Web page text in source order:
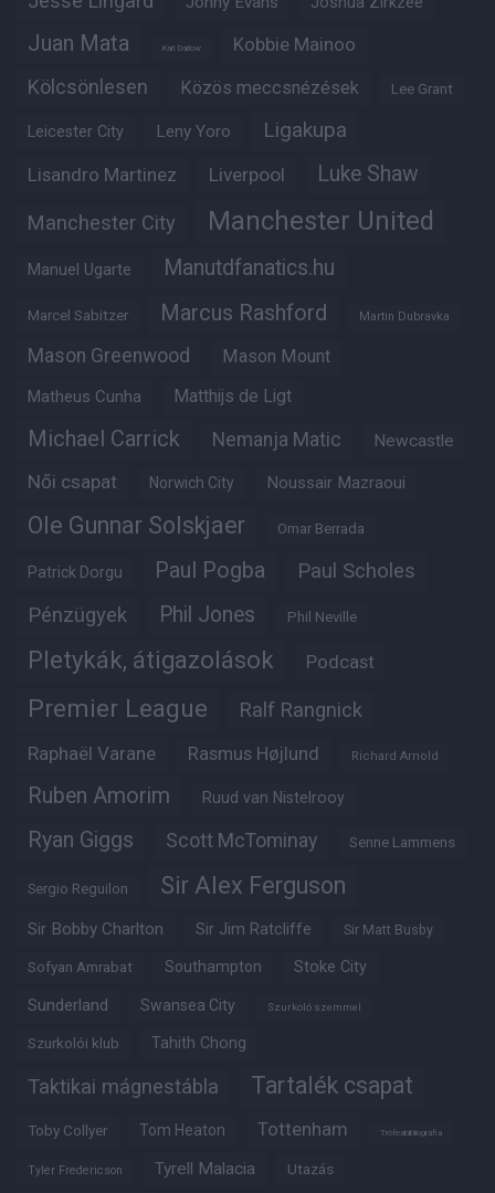
Juan Mata Karl Darlow Kobbie Mainoo
Kölcsönlesen Közös meccsnézések Lee Grant
Leicester City Leny Yoro Ligakupa
Lisandro Martinez Liverpool Luke Shaw
Manchester City Manchester United
Manuel Ugarte Manutdfanatics.hu
Marcel Sabitzer Marcus Rashford Martin Dubravka
Mason Greenwood Mason Mount
Matheus Cunha Matthijs de Ligt
Michael Carrick Nemanja Matic Newcastle
Női csapat Norwich City Noussair Mazraoui
Ole Gunnar Solskjaer Omar Berrada
Patrick Dorgu Paul Pogba Paul Scholes
Pénzügyek Phil Jones Phil Neville
Pletykák, átigazolások Podcast
Premier League Ralf Rangnick
Raphaël Varane Rasmus Højlund Richard Arnold
Ruben Amorim Ruud van Nistelrooy
Ryan Giggs Scott McTominay Senne Lammens
Sergio Reguilon Sir Alex Ferguson
Sir Bobby Charlton Sir Jim Ratcliffe Sir Matt Busby
Sofyan Amrabat Southampton Stoke City
Sunderland Swansea City Szurkoló szemmel
Szurkolói klub Tahith Chong
Taktikai mágnestábla Tartalék csapat
Toby Collyer Tom Heaton Tottenham Trófeabibliográfia
Tyler Fredericson Tyrell Malacia Utazás